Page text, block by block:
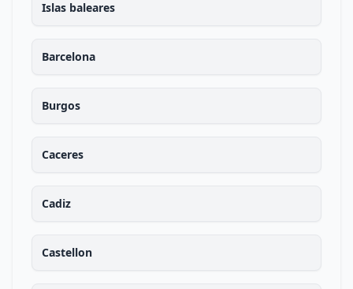
Islas baleares
Barcelona
Burgos
Caceres
Cadiz
Castellon